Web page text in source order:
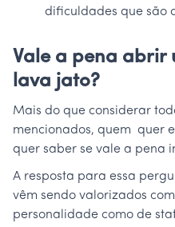
dificuldades que são
Vale a pena abrir
lava jato?
Mais do que considerar
mencionados, quem quer
quer saber se vale a pena
A resposta para essa
vêm sendo valorizados
personalidade como de